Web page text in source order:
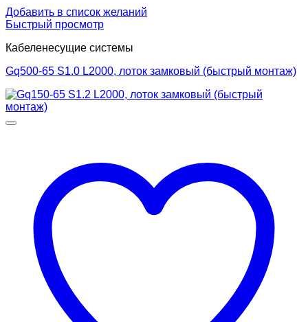
Добавить в список желаний
Быстрый просмотр
Кабеленесущие системы
Gq500-65 S1.0 L2000, лоток замковый (быстрый монтаж)